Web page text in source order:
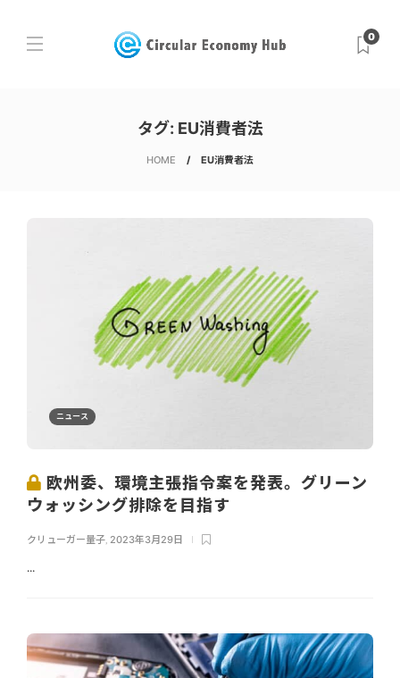
0
タグ: EU消費者法
HOME EU消費者法
ニュース
欧州委、環境主張指令案を発表。グリーン
ウォッシング排除を目指す
クリューガー量子 2023年3月29日
...